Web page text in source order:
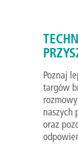
Poznaj
targów
naszych
oraz